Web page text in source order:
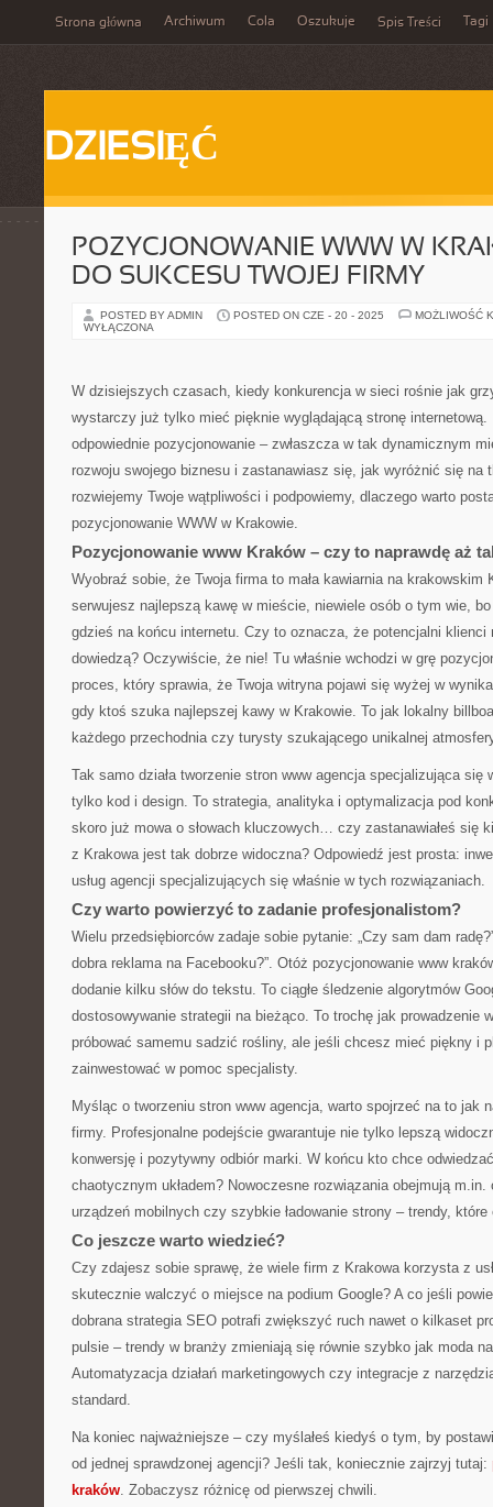
Strona główna Archiwum Cola Oszukuje Spis Treści Tagi
DZIESIĘĆ
POZYCJONOWANIE WWW W
DO SUKCESU TWOJEJ FIRMY
POSTED BY ADMIN POSTED ON CZE - 20 - 2025
MOŻLIWOŚĆ
WYŁĄCZONA
W dzisiejszych czasach, kiedy konkurencja w sieci rośnie jak
wystarczy już tylko mieć pięknie wyglądającą stronę
odpowiednie pozycjonowanie – zwłaszcza w tak dynamicznym
rozwoju swojego biznesu i zastanawiasz się, jak wyróżnić się na
rozwiejemy Twoje wątpliwości i podpowiemy, dlaczego warto
pozycjonowanie WWW w Krakowie.
Pozycjonowanie www Kraków – czy to naprawdę aż
Wyobraź sobie, że Twoja firma to mała kawiarnia na krakowskim
serwujesz najlepszą kawę w mieście, niewiele osób o tym wie,
gdzieś na końcu internetu. Czy to oznacza, że potencjalni klienci
dowiedzą? Oczywiście, że nie! Tu właśnie wchodzi w grę
proces, który sprawia, że Twoja witryna pojawi się wyżej w
gdy ktoś szuka najlepszej kawy w Krakowie. To jak lokalny
każdego przechodnia czy turysty szukającego unikalnej
Tak samo działa tworzenie stron www agencja specjalizująca się
tylko kod i design. To strategia, analityka i optymalizacja pod
skoro już mowa o słowach kluczowych… czy zastanawiałeś się
z Krakowa jest tak dobrze widoczna? Odpowiedź jest prosta:
usług agencji specjalizujących się właśnie w tych rozwiązaniach.
Czy warto powierzyć to zadanie profesjonalistom?
Wielu przedsiębiorców zadaje sobie pytanie: „Czy sam dam
dobra reklama na Facebooku?”. Otóż pozycjonowanie www
dodanie kilku słów do tekstu. To ciągłe śledzenie algorytmów
dostosowywanie strategii na bieżąco. To trochę jak prowadzenie
próbować samemu sadzić rośliny, ale jeśli chcesz mieć piękny i
zainwestować w pomoc specjalisty.
Myśląc o tworzeniu stron www agencja, warto spojrzeć na to jak
firmy. Profesjonalne podejście gwarantuje nie tylko lepszą
konwersję i pozytywny odbiór marki. W końcu kto chce
chaotycznym układem? Nowoczesne rozwiązania obejmują
urządzeń mobilnych czy szybkie ładowanie strony – trendy,
Co jeszcze warto wiedzieć?
Czy zdajesz sobie sprawę, że wiele firm z Krakowa korzysta z
skutecznie walczyć o miejsce na podium Google? A co jeśli
dobrana strategia SEO potrafi zwiększyć ruch nawet o kilkaset
pulsie – trendy w branży zmieniają się równie szybko jak moda
Automatyzacja działań marketingowych czy integracje z
standard.
Na koniec najważniejsze – czy myślałeś kiedyś o tym, by
od jednej sprawdzonej agencji? Jeśli tak, koniecznie zajrzyj tutaj:
kraków. Zobaczysz różnicę od pierwszej chwili.